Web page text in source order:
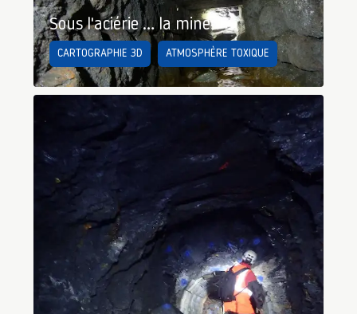
Sous l'aciérie … la mine
CARTOGRAPHIE 3D ATMOSPHÈRE TOXIQUE